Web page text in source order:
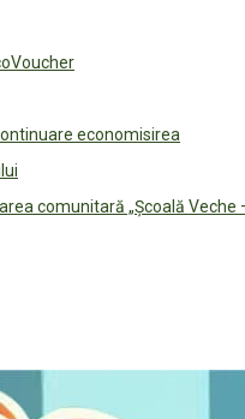
economisirea
comunitară „Școală Veche